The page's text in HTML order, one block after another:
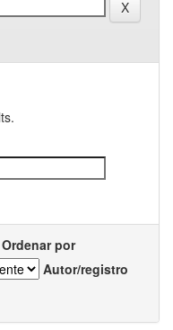
Ordenar por
Autor/registro